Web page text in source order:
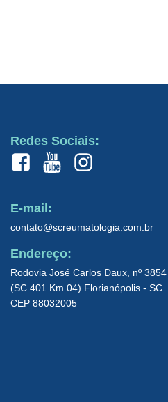
Redes Sociais:
E-mail:
contato@screumatologia.com.br
Endereço:
Rodovia José Carlos Daux, nº 3854
(SC 401 Km 04) Florianópolis - SC
CEP 88032005